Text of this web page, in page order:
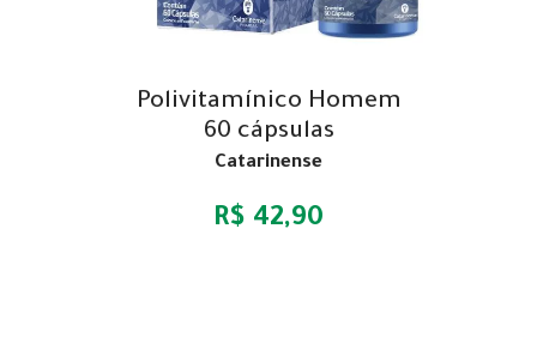
Polivitamínico Homem
60 cápsulas
Catarinense
R$ 42,90